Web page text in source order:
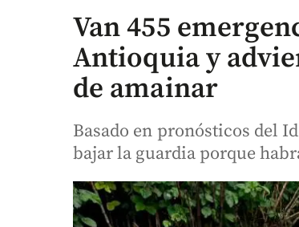
Van 455
Antioquia y
de amainar
Basado en pronósticos del
bajar la guardia porque